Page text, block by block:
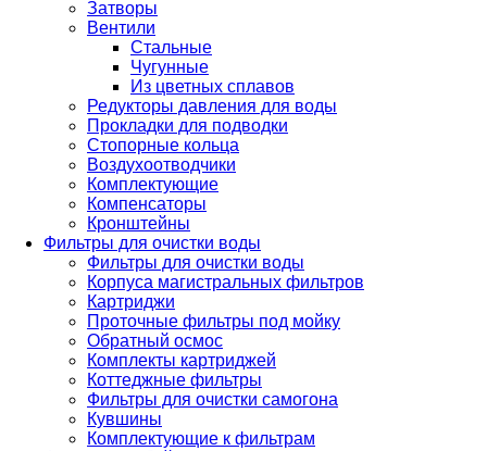
Затворы
Вентили
Стальные
Чугунные
Из цветных сплавов
Редукторы давления для воды
Прокладки для подводки
Стопорные кольца
Воздухоотводчики
Комплектующие
Компенсаторы
Кронштейны
Фильтры для очистки воды
Фильтры для очистки воды
Корпуса магистральных фильтров
Картриджи
Проточные фильтры под мойку
Обратный осмос
Комплекты картриджей
Коттеджные фильтры
Фильтры для очистки самогона
Кувшины
Комплектующие к фильтрам